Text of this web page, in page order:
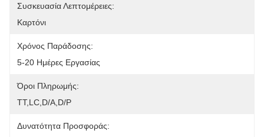
Συσκευασία Λεπτομέρειες:
Καρτόνι
Χρόνος Παράδοσης:
5-20 Ημέρες Εργασίας
Όροι Πληρωμής:
ΤΤ,LC,D/A,D/P
Δυνατότητα Προσφοράς: